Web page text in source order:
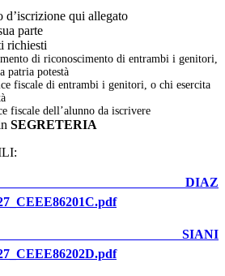
d’iscrizione qui allegato
parte
richiesti
di riconoscimento di entrambi i genitori,
patria potestà
fiscale di entrambi i genitori, o chi esercita
fiscale dell’alunno da iscrivere
SEGRETERIA
DIAZ
SIANI